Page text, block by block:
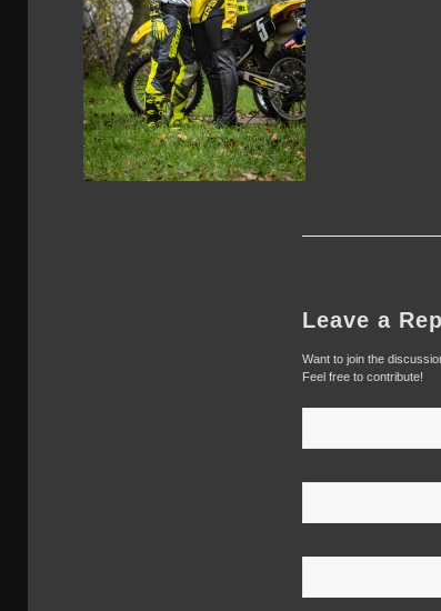
Leave a
Want to join the
Feel free to contribute!